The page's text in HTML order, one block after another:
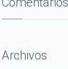
Archivos